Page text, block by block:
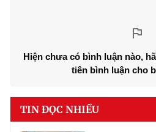
Hiện chưa có bình luận nào,
tiên bình luận cho
TIN ĐỌC NHIỀU